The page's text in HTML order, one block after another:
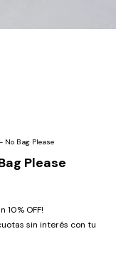
No Bag Please
Please
OFF!